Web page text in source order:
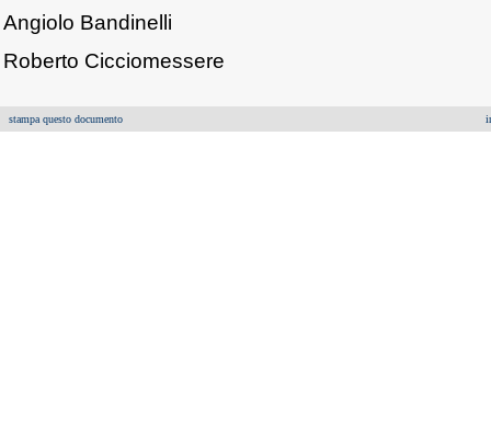
Angiolo Bandinelli
Roberto Cicciomessere
stampa questo documento